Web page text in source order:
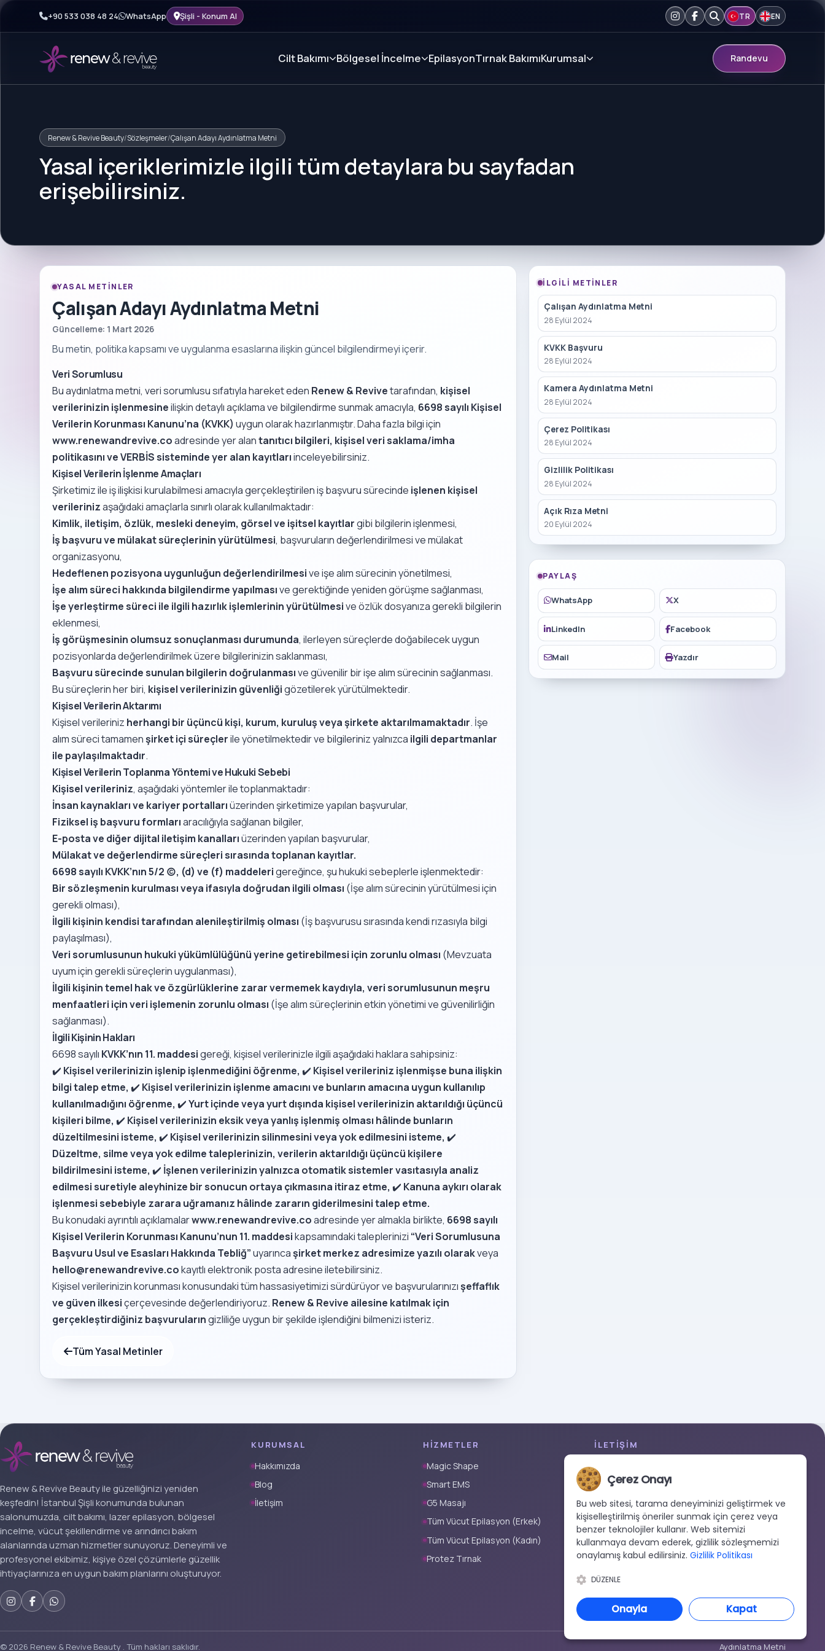
+90 533 038 48 24 WhatsApp Şişli - Konum Al TR EN
Cilt Bakımı Bölgesel İncelme EpilasyonTırnak BakımıKurumsal Randevu
Renew & Revive Beauty/Sözleşmeler/Çalışan Adayı Aydınlatma Metni
Yasal içeriklerimizle ilgili tüm detaylara bu sayfadan
erişebilirsiniz.
YASAL METINLER
Çalışan Adayı Aydınlatma Metni
Güncelleme: 1 Mart 2026
Bu metin, politika kapsamı ve uygulanma esaslarına ilişkin güncel bilgilendirmeyi içerir.
Veri Sorumlusu
Bu aydınlatma metni, veri sorumlusu sıfatıyla hareket eden Renew & Revivetarafından, kişisel
verilerinizin işlenmesineilişkin detaylı açıklama ve bilgilendirme sunmak amacıyla, 6698 sayılı Kişisel
Verilerin Korunması Kanunu’na (KVKK) uygun olarak hazırlanmıştır. Daha fazla bilgi için
www.renewandrevive.coadresinde yer alantanıtıcı bilgileri, kişisel veri saklama/imha
politikasını ve VERBİS sisteminde yer alan kayıtlarıinceleyebilirsiniz.
Kişisel Verilerin İşlenme Amaçları
Şirketimiz ile iş ilişkisi kurulabilmesi amacıyla gerçekleştirilen iş başvuru sürecinde işlenen kişisel
verilerinizaşağıdaki amaçlarla sınırlı olarak kullanılmaktadır:
Kimlik, iletişim, özlük, mesleki deneyim, görsel ve işitsel kayıtlargibi bilgilerin işlenmesi,
İş başvuru ve mülakat süreçlerinin yürütülmesi, başvuruların değerlendirilmesi ve mülakat
organizasyonu,
Hedeflenen pozisyona uygunluğun değerlendirilmesive işe alım sürecinin yönetilmesi,
İşe alım süreci hakkında bilgilendirme yapılmasıve gerektiğinde yeniden görüşme sağlanması,
İşe yerleştirme süreci ile ilgili hazırlık işlemlerinin yürütülmesive özlük dosyanıza gerekli bilgilerin
eklenmesi,
İş görüşmesinin olumsuz sonuçlanması durumunda, ilerleyen süreçlerde doğabilecek uygun
pozisyonlarda değerlendirilmek üzere bilgilerinizin saklanması,
Başvuru sürecinde sunulan bilgilerin doğrulanmasıve güvenilir bir işe alım sürecinin sağlanması.
Bu süreçlerin her biri, kişisel verilerinizin güvenliğigözetilerek yürütülmektedir.
Kişisel Verilerin Aktarımı
Kişisel verileriniz herhangi bir üçüncü kişi, kurum, kuruluş veya şirkete aktarılmamaktadır. İşe
alım süreci tamamenşirket içi süreçlerile yönetilmektedir ve bilgileriniz yalnızca ilgili departmanlar
ile paylaşılmaktadır.
Kişisel Verilerin Toplanma Yöntemi ve Hukuki Sebebi
Kişisel verileriniz, aşağıdaki yöntemler ile toplanmaktadır:
İnsan kaynakları ve kariyer portallarıüzerinden şirketimize yapılan başvurular,
Fiziksel iş başvuru formlarıaracılığıyla sağlanan bilgiler,
E-posta ve diğer dijital iletişim kanallarıüzerinden yapılan başvurular,
Mülakat ve değerlendirme süreçleri sırasında toplanan kayıtlar.
6698 sayılı KVKK’nın 5/2 (c), (d) ve (f) maddelerigereğince, şu hukuki sebeplerle işlenmektedir:
Bir sözleşmenin kurulması veya ifasıyla doğrudan ilgili olması (İşe alım sürecinin yürütülmesi için
gerekli olması),
İlgili kişinin kendisi tarafından alenileştirilmiş olması (İş başvurusu sırasında kendi rızasıyla bilgi
paylaşılması),
Veri sorumlusunun hukuki yükümlülüğünü yerine getirebilmesi için zorunlu olması (Mevzuata
uyum için gerekli süreçlerin uygulanması),
İlgili kişinin temel hak ve özgürlüklerine zarar vermemek kaydıyla, veri sorumlusunun meşru
menfaatleri için veri işlemenin zorunlu olması (İşe alım süreçlerinin etkin yönetimi ve güvenilirliğin
sağlanması).
İlgili Kişinin Hakları
6698 sayılı KVKK’nın 11. maddesigereği, kişisel verilerinizle ilgili aşağıdaki haklara sahipsiniz:
✔️ Kişisel verilerinizin işlenip işlenmediğini öğrenme, ✔️ Kişisel verileriniz işlenmişse buna ilişkin
bilgi talep etme, ✔️ Kişisel verilerinizin işlenme amacını ve bunların amacına uygun kullanılıp
kullanılmadığını öğrenme, ✔️Yurt içinde veya yurt dışında kişisel verilerinizin aktarıldığı üçüncü
kişileri bilme, ✔️ Kişisel verilerinizin eksik veya yanlış işlenmiş olması hâlinde bunların
düzeltilmesini isteme, ✔️ Kişisel verilerinizin silinmesini veya yok edilmesini isteme, ✔️
Düzeltme, silme veya yok edilme taleplerinizin, verilerin aktarıldığı üçüncü kişilere
bildirilmesini isteme, ✔️ İşlenen verilerinizin yalnızca otomatik sistemler vasıtasıyla analiz
edilmesi suretiyle aleyhinize bir sonucun ortaya çıkmasına itiraz etme, ✔️ Kanuna aykırı olarak
işlenmesi sebebiyle zarara uğramanız hâlinde zararın giderilmesini talep etme.
Bu konudaki ayrıntılı açıklamalarwww.renewandrevive.coadresinde yer almakla birlikte, 6698 sayılı
Kişisel Verilerin Korunması Kanunu’nun 11. maddesikapsamındaki taleplerinizi “Veri Sorumlusuna
Başvuru Usul ve Esasları Hakkında Tebliğ”uyarıncaşirket merkez adresimize yazılı olarakveya
hello@renewandrevive.cokayıtlı elektronik posta adresine iletebilirsiniz.
Kişisel verilerinizin korunması konusundaki tüm hassasiyetimizi sürdürüyor ve başvurularınızışeffaflık
ve güven ilkesiçerçevesinde değerlendiriyoruz. Renew & Revive ailesine katılmak için
gerçekleştirdiğiniz başvurularıngizliliğe uygun bir şekilde işlendiğini bilmenizi isteriz.
Tüm Yasal Metinler
İLGILI METINLER
Çalışan Aydınlatma Metni
28 Eylül 2024
KVKK Başvuru
28 Eylül 2024
Kamera Aydınlatma Metni
28 Eylül 2024
Çerez Politikası
28 Eylül 2024
Gizlilik Politikası
28 Eylül 2024
Açık Rıza Metni
20 Eylül 2024
PAYLAŞ
WhatsApp X
LinkedIn Facebook
Mail Yazdır
Renew & Revive Beauty ile güzelliğinizi yeniden
keşfedin! İstanbul Şişli konumunda bulunan
salonumuzda, cilt bakımı, lazer epilasyon, bölgesel
incelme, vücut şekillendirme ve arındırıcı bakım
alanlarında uzman hizmetler sunuyoruz. Deneyimli ve
profesyonel ekibimiz, kişiye özel çözümlerle güzellik
ihtiyaçlarınıza en uygun bakım planlarını oluşturuyor.
KURUMSAL
Hakkımızda
Blog
İletişim
HIZMETLER
Magic Shape
Smart EMS
G5 Masajı
Tüm Vücut Epilasyon (Erkek)
Tüm Vücut Epilasyon (Kadın)
Protez Tırnak
İLETIŞIM
hello@renewandrevive.co
Merkez Mah., Abide-i Hürriyet Cad. Üçler Apt,
No:141 Kat:1 D:1, 34381 Şişli/İstanbul
© 2026 Renew & Revive Beauty . Tüm hakları saklıdır. Aydınlatma Metni
Çerez Onayı
Bu web sitesi, tarama deneyiminizi geliştirmek ve
kişiselleştirilmiş öneriler sunmak için çerez veya
benzer teknolojiler kullanır. Web sitemizi
kullanmaya devam ederek, gizlilik sözleşmemizi
onaylamış kabul edilirsiniz. Gizlilik Politikası
DÜZENLE
Onayla Kapat